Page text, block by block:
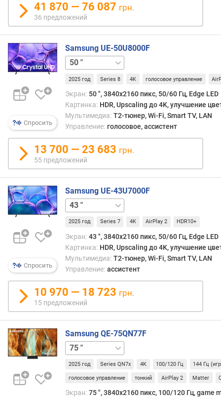
р
ш
е
н
и
е
(
п
с
)
о
п
ц
и
и
(
л
я
н
е
е
к
)
U
p
s
a
l
41 870 — 76 087 грн.
36 предложений
Спросить
Samsung UE-50U8000F
43 "55 " 75 "
2025 год Series 8 4K голосовое управление
Экран: 50 ", 3840x2160 пикс, 50/60 Гц, Edge LED
Картинка: HDR, Upscaling до 4K, улучшение
Мультимедиа: T2-тюнер, Wi-Fi, Smart TV, LAN
Управление: голосовое, ассистент
13 700 — 23 683 грн.
55 предложений
Спросить
Samsung UE-43U7000F
50 "55 " 85 "
2025 год Series 7 4K AirPlay 2 HDR10+
Экран: 43 ", 3840x2160 пикс, 50/60 Гц, Edge LED
Картинка: HDR, Upscaling до 4K, улучшение
Мультимедиа: T2-тюнер, Wi-Fi, Smart TV, LAN
Управление: ассистент
10 970 — 18 723 грн.
15 предложений
Samsung QE-75QN77F
55 "65 "
2025 год Series QN7x 4K 100/120 Гц 144 Гц
голосовое управление тонкий AirPlay 2 Matter
Экран: 75 ", 3840x2160 пикс, 100/120 Гц, game